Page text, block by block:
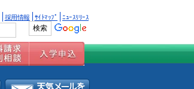
採用情報 ｻｲﾄﾏｯﾌﾟ ﾆｭｰｽﾘﾘｰｽ